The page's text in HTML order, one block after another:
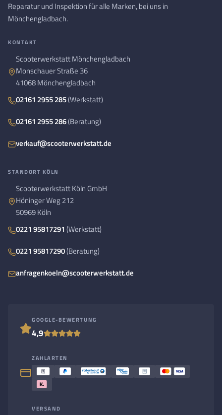
Reparatur und Inspektion für alle Marken, bei uns in
Mönchengladbach.
KONTAKT
Scooterwerkstatt Mönchengladbach
Monschauer Straße 36
41068 Mönchengladbach
02161 2955 285(Werkstatt)
02161 2955 286(Beratung)
verkauf@scooterwerkstatt.de
STANDORT KÖLN
Scooterwerkstatt Köln GmbH
Höninger Weg 212
50969 Köln
0221 95817291 (Werkstatt)
0221 95817290(Beratung)
anfragenkoeln@scooterwerkstatt.de
GOOGLE-BEWERTUNG
4,9
ZAHLARTEN
VERSAND